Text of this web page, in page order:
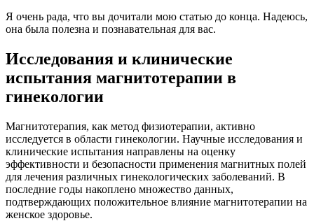
Я очень рада, что вы дочитали мою статью до конца. Надеюсь,
она была полезна и познавательная для вас.
Исследования и клинические
испытания магнитотерапии в
гинекологии
Магнитотерапия, как метод физиотерапии, активно
исследуется в области гинекологии. Научные исследования и
клинические испытания направлены на оценку
эффективности и безопасности применения магнитных полей
для лечения различных гинекологических заболеваний. В
последние годы накоплено множество данных,
подтверждающих положительное влияние магнитотерапии на
женское здоровье.